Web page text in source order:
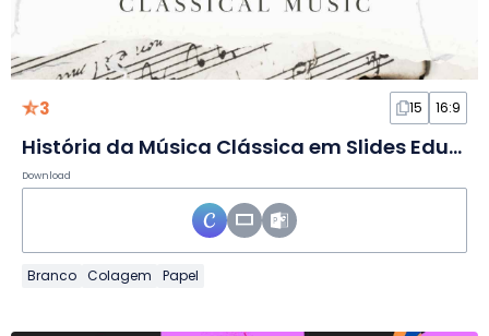
3 15 16:9
História da Música Clássica em Slides Educacionais Elegantes
Download
Branco Colagem Papel